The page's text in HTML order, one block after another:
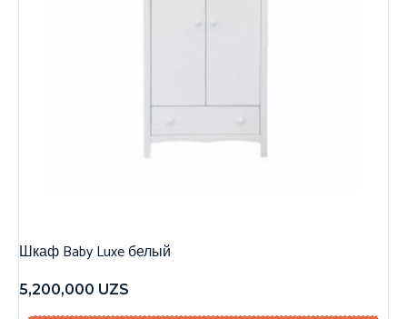
Шкаф Baby Luxe белый
5,200,000 UZS